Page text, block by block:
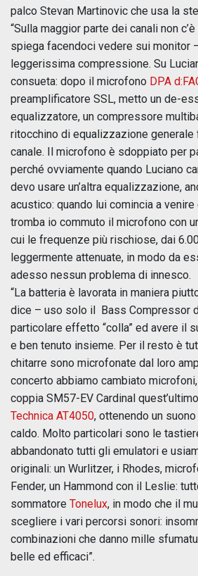
palco Stevan Martinovic che usa la
“Sulla maggior parte dei canali non
spiega facendoci vedere sui monitor
leggerissima compressione. Su
consueta: dopo il microfono DPA
preamplificatore SSL, metto un de-
equalizzatore, un compressore
ritocchino di equalizzazione generale
canale. Il microfono è sdoppiato per
perché ovviamente quando Luciano
devo usare un’altra equalizzazione,
acustico: quando lui comincia a
tromba io commuto il microfono con
cui le frequenze più rischiose, dai
leggermente attenuate, in modo da
adesso nessun problema di innesco.
“La batteria è lavorata in maniera
dice – uso solo il Bass Compressor
particolare effetto “colla” ed avere il
e ben tenuto insieme. Per il resto è
chitarre sono microfonate dal loro
concerto abbiamo cambiato
coppia SM57-EV Cardinal
Technica AT4050, ottenendo un
caldo. Molto particolari sono le
abbandonato tutti gli emulatori e
originali: un Wurlitzer, i Rhodes,
Fender, un Hammond con il Leslie:
sommatore Tonelux, in modo che il
scegliere i vari percorsi sonori:
combinazioni che danno mille
belle ed efficaci”.